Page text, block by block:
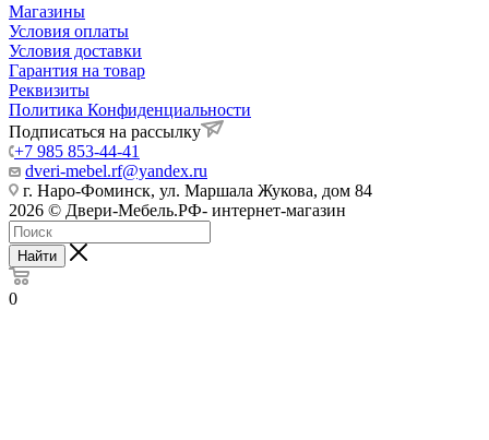
Магазины
Условия оплаты
Условия доставки
Гарантия на товар
Реквизиты
Политика Конфиденциальности
Подписаться на рассылку
+7 985 853-44-41
dveri-mebel.rf@yandex.ru
г. Наро-Фоминск, ул. Маршала Жукова, дом 84
2026 © Двери-Мебель.РФ- интернет-магазин
Найти
0